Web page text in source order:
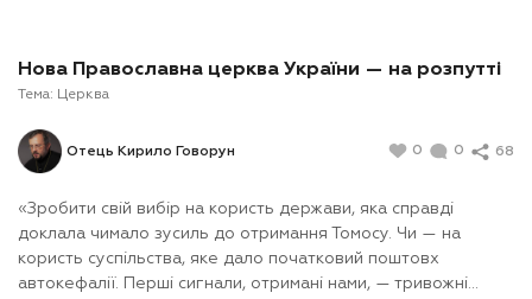
Нова Православна церква України — на розпутті
Тема: Церква
Отець Кирило Говорун 0 0 68
«Зробити свій вибір на користь держави, яка справді
доклала чимало зусиль до отримання Томосу. Чи — на
користь суспільства, яке дало початковий поштовх
автокефалії. Перші сигнали, отримані нами, — тривожні…